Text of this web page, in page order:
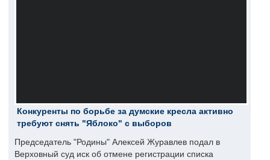
Конкуренты по борьбе за думские кресла активно
требуют снять "Яблоко" с выборов
Председатель "Родины" Алексей Журавлев подал в
Верховный суд иск об отмене регистрации списка